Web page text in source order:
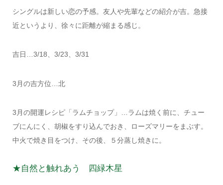
シングルは新しい恋の予感。友人や先輩などの紹介が吉。急接
近というより、徐々に距離が縮まる感じ。
吉日…3/18、3/23、3/31
3月の吉方位…北
3月の開運レシピ「ラムチョップ」…ラムは焼く前に、チュー
ブにんにく、胡椒をすり込んでおき、ローズマリーをまぶす。
中火で焼き目をつけ、その後、５分蒸し焼きに。
★自然と触れあう 四緑木星